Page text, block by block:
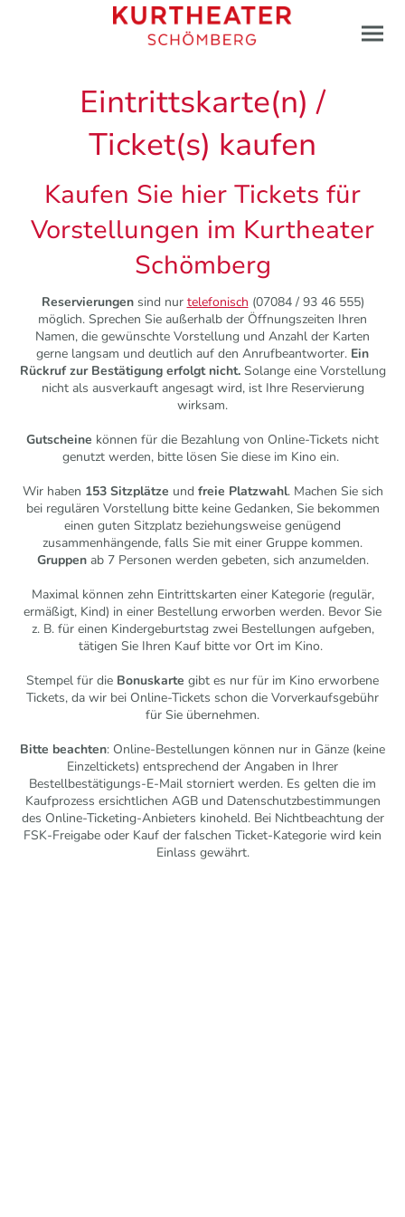
Eintrittskarte(n) /
Ticket(s) kaufen
Kaufen Sie hier Tickets für
Vorstellungen im Kurtheater
Schömberg
Reservierungensind nur telefonisch (07084 / 93 46 555)
möglich. Sprechen Sie außerhalb der Öffnungszeiten Ihren
Namen, die gewünschte Vorstellung und Anzahl der Karten
gerne langsam und deutlich auf den Anrufbeantworter. Ein
Rückruf zur Bestätigung erfolgt nicht.Solange eine Vorstellung
nicht als ausverkauft angesagt wird, ist Ihre Reservierung
wirksam.
Gutscheine können für die Bezahlung von Online-Tickets nicht
genutzt werden, bitte lösen Sie diese im Kino ein.
Wir haben 153 Sitzplätze und freie Platzwahl. Machen Sie sich
bei regulären Vorstellung bitte keine Gedanken, Sie bekommen
einen guten Sitzplatz beziehungsweise genügend
zusammenhängende, falls Sie mit einer Gruppe kommen.
Gruppenab 7 Personen werden gebeten, sich anzumelden.
Maximal können zehn Eintrittskarten einer Kategorie (regulär,
ermäßigt, Kind) in einer Bestellung erworben werden. Bevor Sie
z. B. für einen Kindergeburtstag zwei Bestellungen aufgeben,
tätigen Sie Ihren Kauf bitte vor Ort im Kino.
Stempel für die Bonuskarte gibt es nur für im Kino erworbene
Tickets, da wir bei Online-Tickets schon die Vorverkaufsgebühr
für Sie übernehmen.
Bitte beachten: Online-Bestellungen können nur in Gänze (keine
Einzeltickets) entsprechend der Angaben in Ihrer
Bestellbestätigungs-E-Mail storniert werden. Es gelten die im
Kaufprozess ersichtlichen AGB und Datenschutzbestimmungen
des Online-Ticketing-Anbieters kinoheld. Bei Nichtbeachtung der
FSK-Freigabe oder Kauf der falschen Ticket-Kategorie wird kein
Einlass gewährt.